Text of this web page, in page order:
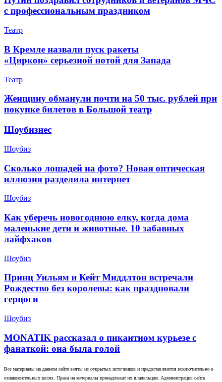
с профессиональным праздником
Театр
В Кремле назвали пуск ракеты
«Циркон» серьезной нотой для Запада
Театр
Женщину обманули почти на 50 тыс. рублей при
покупке билетов в Большой театр
Шоубизнес
Шоубиз
Сколько лошадей на фото? Новая оптическая
иллюзия разделила интернет
Шоубиз
Как уберечь новогоднюю елку, когда дома
маленькие дети и животные. 10 забавных
лайфхаков
Шоубиз
Принц Уильям и Кейт Миддлтон встречали
Рождество без королевы: как праздновали
герцоги
Шоубиз
MONATIK рассказал о пикантном курьезе с
фанаткой: она была голой
Все материалы на данном сайте взяты из открытых источников и предоставляются исключительно в
ознакомительных целях. Права на материалы принадлежат их владельцам. Администрация сайта